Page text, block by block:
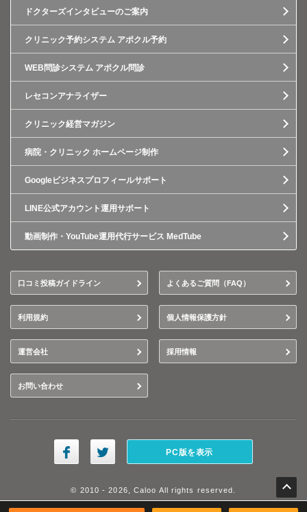
ドクターズインタビューのご案内
クリニック予約システム アポクル予約
WEB問診システム アポクル問診
レセコンアナライザー
クリニック経営マガジン
病院・クリニック ホームページ制作
Googleビジネスプロフィールサポート
LINE公式アカウント運用サポート
動画制作・YouTube運用代行サービス MedTube
口コミ投稿ガイドライン よくあるご質問（FAQ）
利用規約 個人情報保護方針
運営会社 採用情報
お問い合わせ
PC版を表示
© 2010 - 2026, Caloo All rights reserved.